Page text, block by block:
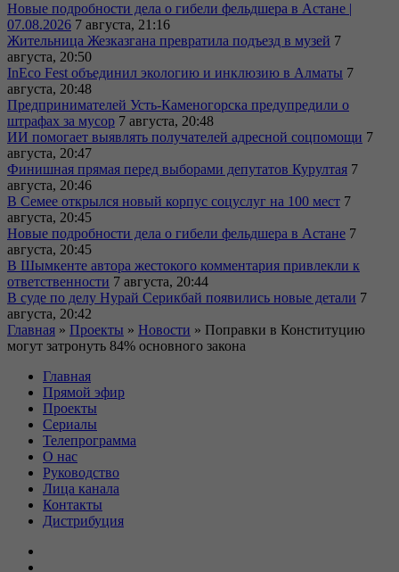
Новые подробности дела о гибели фельдшера в Астане |
07.08.2026 7 августа, 21:16
Жительница Жезказгана превратила подъезд в музей 7
августа, 20:50
InEco Fest объединил экологию и инклюзию в Алматы 7
августа, 20:48
Предпринимателей Усть-Каменогорска предупредили о
штрафах за мусор 7 августа, 20:48
ИИ помогает выявлять получателей адресной соцпомощи 7
августа, 20:47
Финишная прямая перед выборами депутатов Курултая 7
августа, 20:46
В Семее открылся новый корпус соцуслуг на 100 мест 7
августа, 20:45
Новые подробности дела о гибели фельдшера в Астане 7
августа, 20:45
В Шымкенте автора жестокого комментария привлекли к
ответственности 7 августа, 20:44
В суде по делу Нурай Серикбай появились новые детали 7
августа, 20:42
Главная » Проекты » Новости » Поправки в Конституцию
могут затронуть 84% основного закона
Главная
Прямой эфир
Проекты
Сериалы
Телепрограмма
О нас
Руководство
Лица канала
Контакты
Дистрибуция